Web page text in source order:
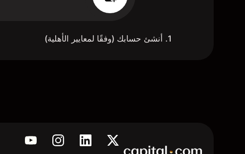
1. أنشئ حسابك (وفقًا لمعايير الأهلية)